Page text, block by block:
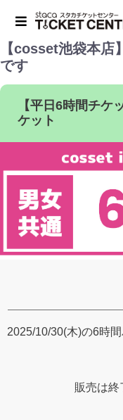
【cosset池袋本店
です
【平日6時間チケ
ケット
2025/10/30(木)の6時
販売は終